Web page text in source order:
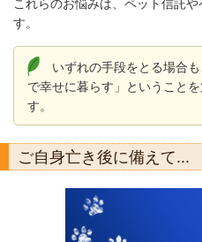
これらのお悩みは、ペット信託
す。
いずれの手段をとる場合も
で幸せに暮らす」ということ
す。
ご自身亡き後に備えて...